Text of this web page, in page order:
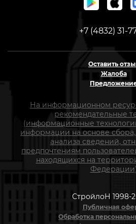
+7 (4832) 31-
Оставить
Жалоба
На информационном
рекомендательные
(информационные
информации на основе
анализа сведений,
предпочтениям
находящихся на
Федерации)
СтройлоН 1998-
Публичная
Обработка